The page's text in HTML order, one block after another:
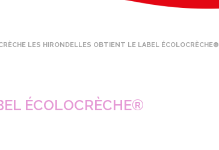
LES HIRONDELLES OBTIENT LE LABEL ÉCOLOCRÈCHE®
ÉCOLOCRÈCHE®